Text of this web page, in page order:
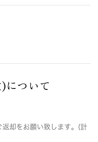
について
返却をお願い致します。(計